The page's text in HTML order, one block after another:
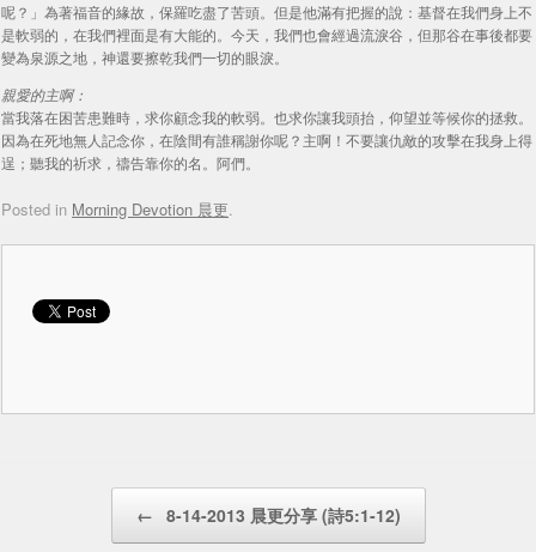
呢？」為著福音的緣故，保羅吃盡了苦頭。但是他滿有把握的說：基督在我們身上不
是軟弱的，在我們裡面是有大能的。今天，我們也會經過流淚谷，但那谷在事後都要
變為泉源之地，神還要擦乾我們一切的眼淚。
親愛的主啊：
當我落在困苦患難時，求你顧念我的軟弱。也求你讓我頭抬，仰望並等候你的拯救。
因為在死地無人記念你，在陰間有誰稱謝你呢？主啊！不要讓仇敵的攻擊在我身上得
逞；聽我的祈求，禱告靠你的名。阿們。
Posted in Morning Devotion 晨更.
← 8-14-2013 晨更分享 (詩5:1-12)